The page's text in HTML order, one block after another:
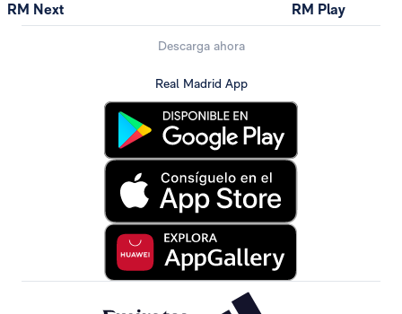
RM Next RM Play
Descarga ahora
Real Madrid App